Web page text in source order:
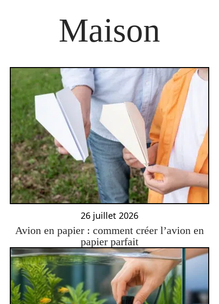
Maison
26 juillet 2026
Avion en papier : comment créer l’avion en
papier parfait